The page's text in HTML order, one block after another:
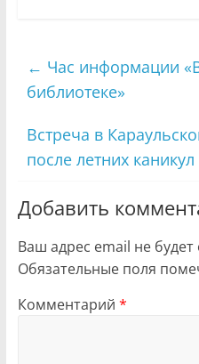
← Час информации
библиотеке»
Встреча в
после летних каникул
Добавить
Ваш адрес email не будет
Обязательные поля
Комментарий *